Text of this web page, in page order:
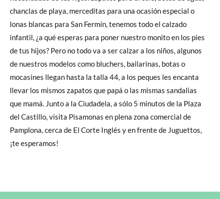
chanclas de playa, merceditas para una ocasión especial o
lonas blancas para San Fermín, tenemos todo el calzado
infantil, ¿a qué esperas para poner nuestro monito en los pies
de tus hijos? Pero no todo va a ser calzar a los niños, algunos
de nuestros modelos como bluchers, bailarinas, botas o
mocasines llegan hasta la talla 44, a los peques les encanta
llevar los mismos zapatos que papá o las mismas sandalias
que mamá. Junto a la Ciudadela, a sólo 5 minutos de la Plaza
del Castillo, visita Pisamonas en plena zona comercial de
Pamplona, cerca de El Corte Inglés y en frente de Juguettos,
¡te esperamos!